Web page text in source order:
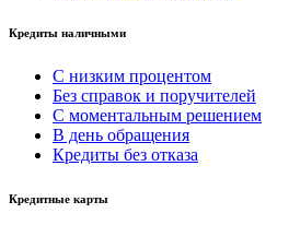
Кредиты наличными
С низким процентом
Без справок и поручителей
С моментальным решением
В день обращения
Кредиты без отказа
Кредитные карты